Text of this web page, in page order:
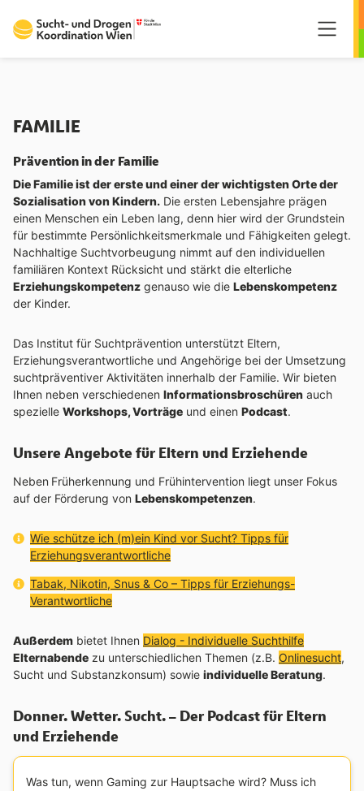
FAMILIE
Prävention in der Familie
Die Familie ist der erste und einer der wichtigsten Orte der
Sozialisation von Kindern. Die ersten Lebensjahre prägen
einen Menschen ein Leben lang, denn hier wird der Grundstein
für bestimmte Persönlichkeitsmerkmale und Fähigkeiten gelegt.
Nachhaltige Suchtvorbeugung nimmt auf den individuellen
familiären Kontext Rücksicht und stärkt die elterliche
Erziehungskompetenz genauso wie die Lebenskompetenz
der Kinder.
Das Institut für Suchtprävention unterstützt Eltern,
Erziehungsverantwortliche und Angehörige bei der Umsetzung
suchtpräventiver Aktivitäten innerhalb der Familie. Wir bieten
Ihnen neben verschiedenen Informationsbroschüren auch
spezielle Workshops, Vorträge und einen Podcast.
Unsere Angebote für Eltern und Erziehende
Neben Früherkennung und Frühintervention liegt unser Fokus
auf der Förderung von Lebenskompetenzen.
Interner Link:
Wie schütze ich (m)ein Kind vor Sucht? Tipps für
Erziehungsverantwortliche
Interner Link:
Tabak, Nikotin, Snus & Co – Tipps für Erziehungs-
Verantwortliche
Außerdem bietet Ihnen Dialog - Individuelle Suchthilfe
Elternabende zu unterschiedlichen Themen (z.B. Onlinesucht,
Sucht und Substanzkonsum) sowie individuelle Beratung.
Donner. Wetter. Sucht. – Der Podcast für Eltern
und Erziehende
Was tun, wenn Gaming zur Hauptsache wird? Muss ich